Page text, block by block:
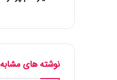
نوشته های مشابه